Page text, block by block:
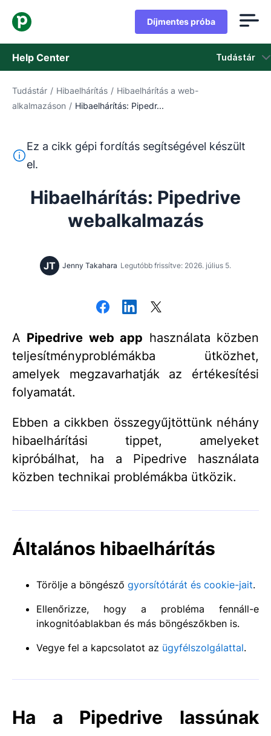
Díjmentes próba
Help Center Tudástár
Tudástár
Vegye fel a kapcsolatot az ügyfélszolgálattal
Tudástár / Hibaelhárítás / Hibaelhárítás a web-
alkalmazáson / Hibaelhárítás: Pipedr...
Ez a szöveg gépi fordítóeszközzel lett lefordítva
Ez a cikk gépi fordítás segítségével készült
el.
Hibaelhárítás: Pipedrive
webalkalmazás
JT Jenny Takahara Legutóbb frissítve: 2026. július 5.
A Pipedrive web app használata közben
teljesítményproblémákba ütközhet,
amelyek megzavarhatják az értékesítési
folyamatát.
Ebben a cikkben összegyűjtöttünk néhány
hibaelhárítási tippet, amelyeket
kipróbálhat, ha a Pipedrive használata
közben technikai problémákba ütközik.
Általános hibaelhárítás
Törölje a böngésző gyorsítótárát és cookie-jait.
Ellenőrizze, hogy a probléma fennáll-e
inkognitóablakban és más böngészőkben is.
Vegye fel a kapcsolatot az ügyfélszolgálattal.
Ha a Pipedrive lassúnak